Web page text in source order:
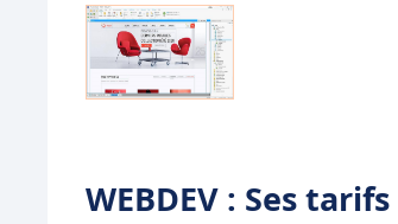
WEBDEV : Ses tarifs